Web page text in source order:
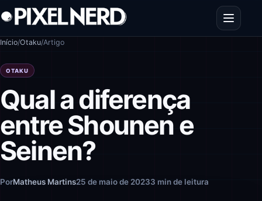
Pular para o conteúdo
Abrir
Início/Otaku/Artigo
OTAKU
Qual a diferença
entre Shounen e
Seinen?
PorMatheus Martins25 de maio de 20233 min de leitura